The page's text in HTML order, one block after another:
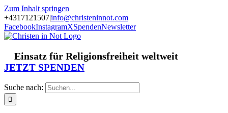
Zum Inhalt springen
+4317121507|info@christeninnot.com
FacebookInstagramXSpendenNewsletter
Einsatz für Religionsfreiheit weltweit
JETZT SPENDEN
Suche nach: